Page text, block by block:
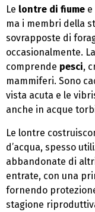
Le lontre di fiume
ma i membri della
sovrapposte di
occasionalmente.
comprende pesci,
mammiferi. Sono
vista acuta e le
anche in acque
Le lontre
d’acqua, spesso
abbandonate di
entrate, con una
fornendo
stagione